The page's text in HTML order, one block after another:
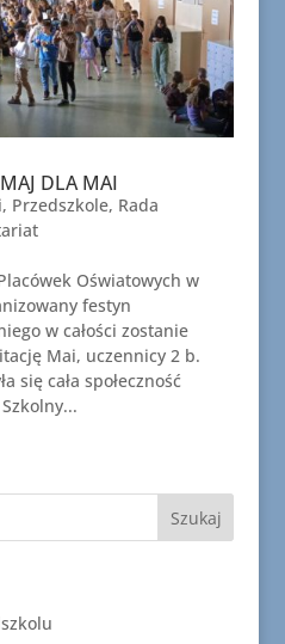
DLA MAI
, Przedszkole, Rada
Oświatowych w
festyn
w całości zostanie
Mai, uczennicy 2 b.
cała społeczność